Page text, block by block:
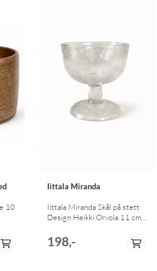
Iittala Miranda
Iittala Miranda Skål på stett
Design Heikki Orvola 11 cm
198,-